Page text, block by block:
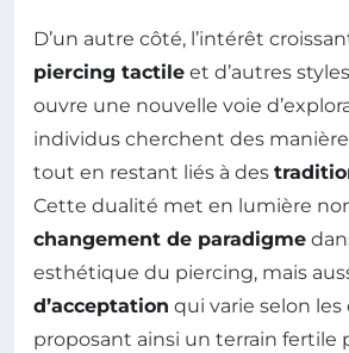
D’un autre côté, l’intérêt
piercing tactile et d’autres
ouvre une nouvelle voie
individus cherchent des
tout en restant liés à des
Cette dualité met en lumière
changement de paradigme
esthétique du piercing, mais
d’acceptation qui varie selon les
proposant ainsi un terrain fertile